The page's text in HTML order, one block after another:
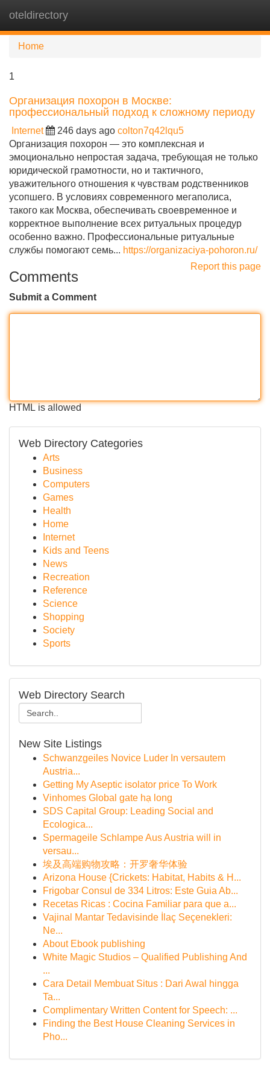
oteldirectory
Home
1
Организация похорон в Москве:
профессиональный подход к сложному периоду
Internet 246 days ago colton7q42lqu5
Организация похорон — это комплексная и
эмоционально непростая задача, требующая не только
юридической грамотности, но и тактичного,
уважительного отношения к чувствам родственников
усопшего. В условиях современного мегаполиса,
такого как Москва, обеспечивать своевременное и
корректное выполнение всех ритуальных процедур
особенно важно. Профессиональные ритуальные
службы помогают семь... https://organizaciya-pohoron.ru/
Report this page
Comments
Submit a Comment
HTML is allowed
Web Directory Categories
Arts
Business
Computers
Games
Health
Home
Internet
Kids and Teens
News
Recreation
Reference
Science
Shopping
Society
Sports
Web Directory Search
New Site Listings
Schwanzgeiles Novice Luder In versautem
Austria...
Getting My Aseptic isolator price To Work
Vinhomes Global gate hạ long
SDS Capital Group: Leading Social and
Ecologica...
Spermageile Schlampe Aus Austria will in
versau...
埃及高端购物攻略：开罗奢华体验
Arizona House {Crickets: Habitat, Habits & H...
Frigobar Consul de 334 Litros: Este Guia Ab...
Recetas Ricas : Cocina Familiar para que a...
Vajinal Mantar Tedavisinde İlaç Seçenekleri:
Ne...
About Ebook publishing
White Magic Studios – Qualified Publishing And
...
Cara Detail Membuat Situs : Dari Awal hingga
Ta...
Complimentary Written Content for Speech: ...
Finding the Best House Cleaning Services in
Pho...